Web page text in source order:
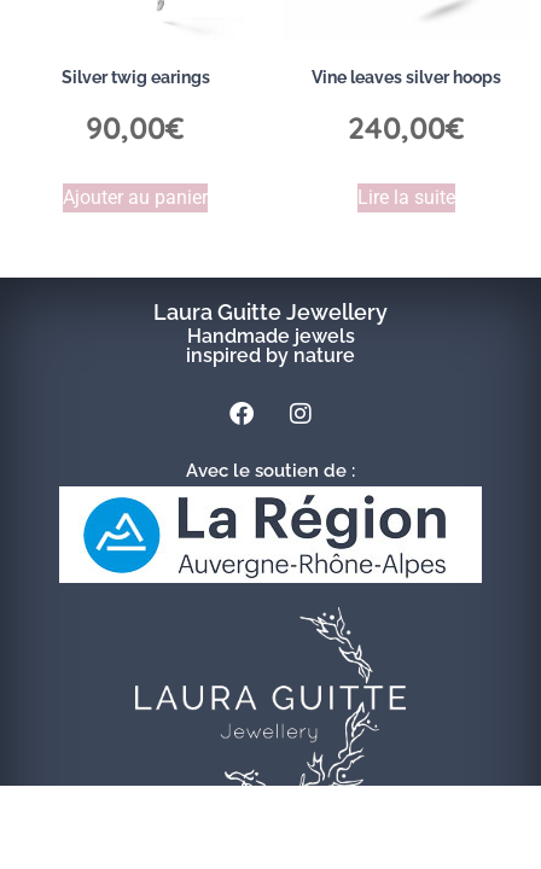
Silver twig earings
90,00€
Ajouter au panier
Vine leaves silver hoops
240,00€
Lire la suite
Laura Guitte Jewellery
Handmade jewels
inspired by nature
Avec le soutien de :